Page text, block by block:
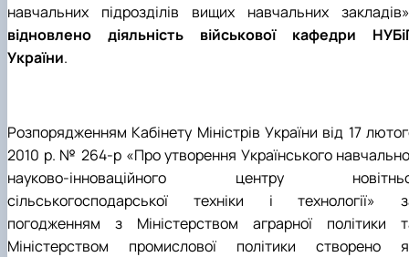
навчальних підрозділів вищих навчальних
відновлено діяльність військової кафедри
України.
Розпорядженням Кабінету Міністрів України від 17
2010 р. № 264-р «Про утворення Українського
науково-інноваційного центру
сільськогоcподарської техніки і технології»
погодженням з Міністерством аграрної політики
Міністерством промислової політики створено